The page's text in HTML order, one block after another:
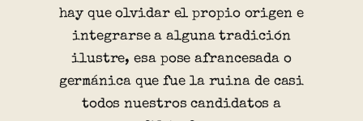
hay que olvidar el propio origen e
integrarse a alguna tradición
ilustre, esa pose afrancesada o
germánica que fue la ruina de casi
todos nuestros candidatos a